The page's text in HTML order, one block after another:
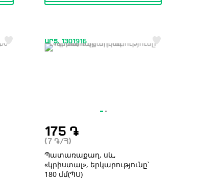
ԱՐՏ. 1301916
175 ֏
(7֏ /Հ)
Պատառաքաղ, սև,
«կրիստալ», երկարությունը՝
180 մմ(ՊՍ)